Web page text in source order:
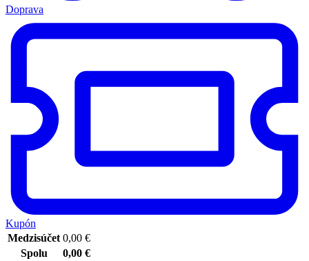
Doprava
Kupón
Medzisúčet 0,00 €
Spolu
0,00 €